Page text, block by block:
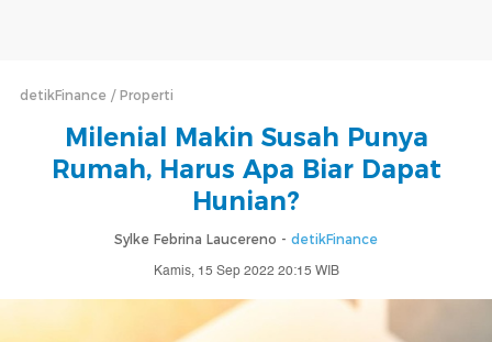
detikFinance Properti
Milenial Makin Susah Punya
Rumah, Harus Apa Biar Dapat
Hunian?
Sylke Febrina Laucereno - detikFinance
Kamis, 15 Sep 2022 20:15 WIB